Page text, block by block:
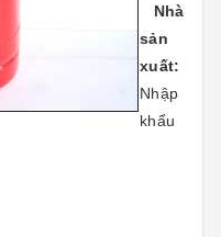
Nhà
sản
xuất:
Nhập
khẩu